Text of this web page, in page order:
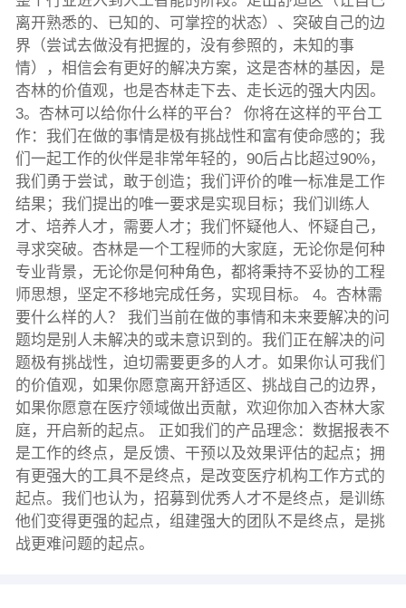
离开熟悉的、已知的、可掌控的状态）、突破自己的边
界（尝试去做没有把握的，没有参照的，未知的事
情），相信会有更好的解决方案，这是杏林的基因，是
杏林的价值观，也是杏林走下去、走长远的强大内因。
3。杏林可以给你什么样的平台？ 你将在这样的平台工
作：我们在做的事情是极有挑战性和富有使命感的；我
们一起工作的伙伴是非常年轻的，90后占比超过90%，
我们勇于尝试，敢于创造；我们评价的唯一标准是工作
结果；我们提出的唯一要求是实现目标；我们训练人
才、培养人才，需要人才；我们怀疑他人、怀疑自己，
寻求突破。杏林是一个工程师的大家庭，无论你是何种
专业背景，无论你是何种角色，都将秉持不妥协的工程
师思想，坚定不移地完成任务，实现目标。 4。杏林需
要什么样的人？ 我们当前在做的事情和未来要解决的问
题均是别人未解决的或未意识到的。我们正在解决的问
题极有挑战性，迫切需要更多的人才。如果你认可我们
的价值观，如果你愿意离开舒适区、挑战自己的边界，
如果你愿意在医疗领域做出贡献，欢迎你加入杏林大家
庭，开启新的起点。 正如我们的产品理念：数据报表不
是工作的终点，是反馈、干预以及效果评估的起点；拥
有更强大的工具不是终点，是改变医疗机构工作方式的
起点。我们也认为，招募到优秀人才不是终点，是训练
他们变得更强的起点，组建强大的团队不是终点，是挑
战更难问题的起点。